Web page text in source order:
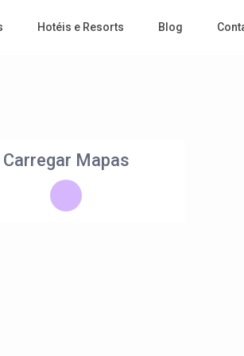
Hotéis e Resorts Blog
Carregar Mapas